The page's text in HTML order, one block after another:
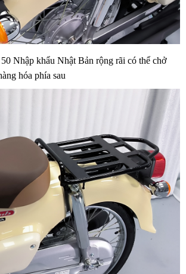
Nhập khẩu Nhật Bản rộng rãi có thể chở
hóa phía sau